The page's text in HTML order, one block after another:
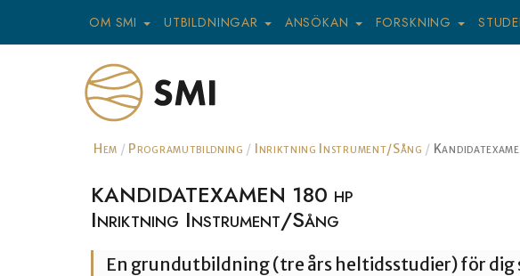
OM SMI UTBILDNINGAR ANSÖKAN FORSKNING
Hem Programutbildning Inriktning Instrument/Sång
KANDIDATEXAMEN 180 hp
Inriktning Instrument/Sång
En grundutbildning (tre års heltidsstudier) för